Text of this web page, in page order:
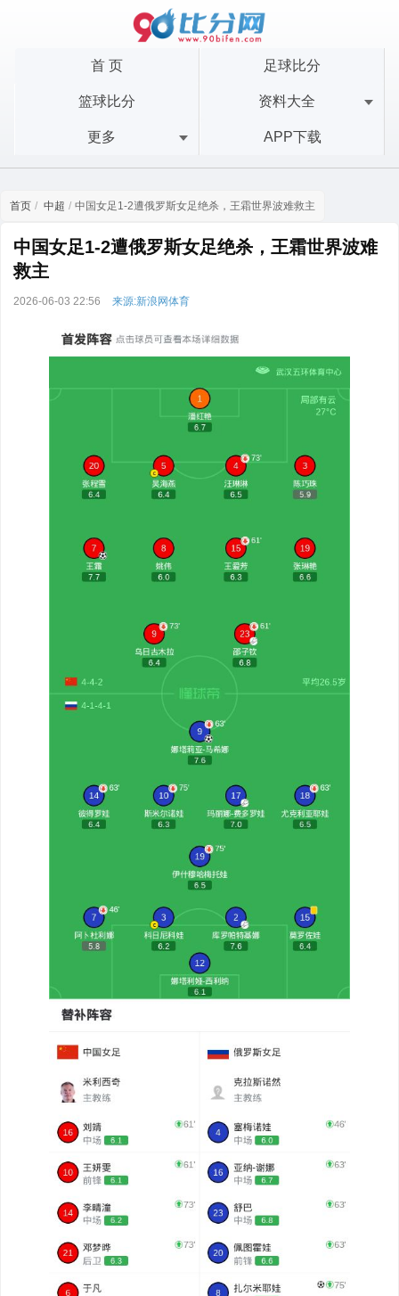
首 页 足球比分
篮球比分 资料大全
更多 APP下载
首页 中超 中国女足1-2遭俄罗斯女足绝杀，王霜世界波难救主
中国女足1-2遭俄罗斯女足绝杀，王霜世界波难
救主
2026-06-03 22:56 来源:新浪网体育